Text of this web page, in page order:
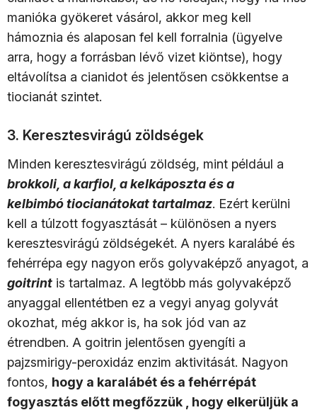
manióka gyökeret vásárol, akkor meg kell
hámoznia és alaposan fel kell forralnia (ügyelve
arra, hogy a forrásban lévő vizet kiöntse), hogy
eltávolítsa a cianidot és jelentősen csökkentse a
tiocianát szintet.
3. Keresztesvirágú zöldségek
Minden keresztesvirágú zöldség, mint például a
brokkoli, a karfiol, a kelkáposzta és a
kelbimbó tiocianátokat tartalmaz. Ezért kerülni
kell a túlzott fogyasztását – különösen a nyers
keresztesvirágú zöldségekét. A nyers karalábé és
fehérrépa egy nagyon erős golyvaképző anyagot, a
goitrint is tartalmaz. A legtöbb más golyvaképző
anyaggal ellentétben ez a vegyi anyag golyvát
okozhat, még akkor is, ha sok jód van az
étrendben. A goitrin jelentősen gyengíti a
pajzsmirigy-peroxidáz enzim aktivitását. Nagyon
fontos, hogy a karalábét és a fehérrépát
fogyasztás előtt megfőzzük , hogy elkerüljük a